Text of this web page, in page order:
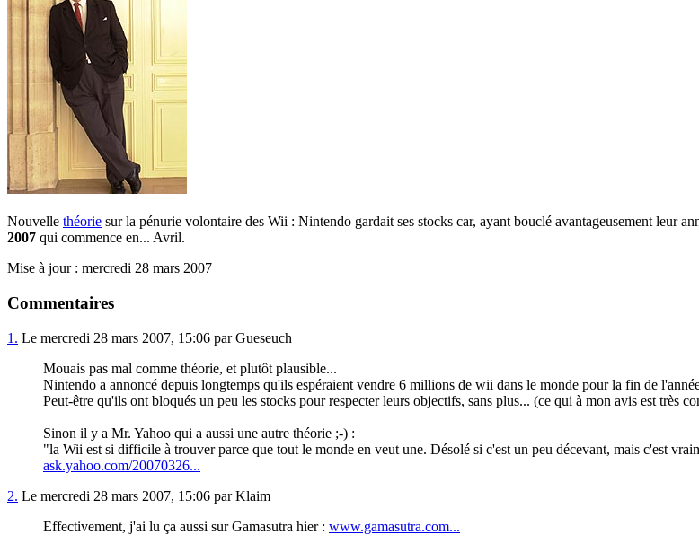
Nouvelle théorie sur la pénurie volontaire des Wii : Nintendo gardait ses stocks car, ayant bouclé avantageusement leur
2007 qui commence en... Avril.
Mise à jour : mercredi 28 mars 2007
Commentaires
1. Le mercredi 28 mars 2007, 15:06 par Gueseuch
Mouais pas mal comme théorie, et plutôt plausible...
Nintendo a annoncé depuis longtemps qu'ils espéraient vendre 6 millions de wii dans le monde pour la fin de
Peut-être qu'ils ont bloqués un peu les stocks pour respecter leurs objectifs, sans plus... (ce qui à mon avis est très
Sinon il y a Mr. Yahoo qui a aussi une autre théorie ;-) :
"la Wii est si difficile à trouver parce que tout le monde en veut une. Désolé si c'est un peu décevant, mais c'est
ask.yahoo.com/20070326...
2. Le mercredi 28 mars 2007, 15:06 par Klaim
Effectivement, j'ai lu ça aussi sur Gamasutra hier : www.gamasutra.com...